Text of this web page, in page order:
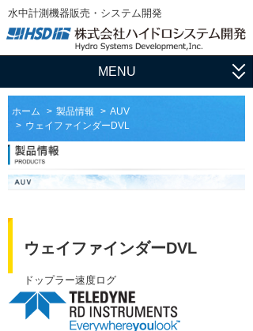
水中計測機器販売・システム開発
MENU
アプリケーション
流速・流量観測
水位・水質計測
製品情報
サイドスキャンソナー
水中スキャニングソナー・イメージングソ
ナー
姿勢計測装置（AHRS）、慣性航法システ
ソフトウェア
ダウンロード
論文集
システム開発
フィールドサポート
会社情報
社長挨拶
ホーム 製品情報
AUV
ウェイファインダーDVL
ウェイファインダーDVL
ドップラー速度ログ